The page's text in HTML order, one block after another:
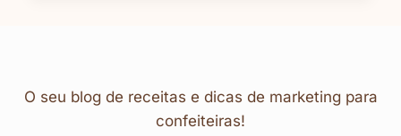
O seu blog de receitas e dicas de marketing para
confeiteiras!